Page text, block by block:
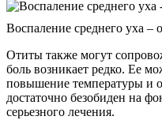
Воспаление среднего уха –
Отиты также могут
боль возникает редко. Ее
повышение температуры и
достаточно безобиден на
серьезного лечения.